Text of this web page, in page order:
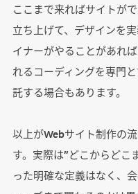
ここまで来ればサイトが
立ち上げて、デザインを
イナーがやることがあれ
れるコーディングを専門
託する場合もあります。
以上がWebサイト制作の
す。実際は”どこからどこ
った明確な定義はなく、